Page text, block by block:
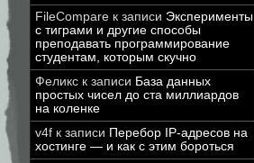
FileCompare к записи Эксперименты
с тиграми и другие способы
преподавать программирование
студентам, которым скучно
Феликс к записи База данных
простых чисел до ста миллиардов
на коленке
v4f к записи Перебор IP-адресов на
хостинге — и как с этим бороться